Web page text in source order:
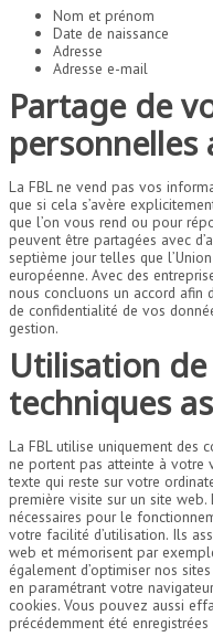
Nom et prénom
Date de naissance
Adresse
Adresse e-mail
Partage de
personnelles
La FBL ne vend pas vos
que si cela s’avère
que l’on vous rend ou pour
peuvent être partagées avec
septième jour telles que
européenne. Avec des
nous concluons un accord afin
de confidentialité de vos
gestion.
Utilisation
techniques
La FBL utilise uniquement des
ne portent pas atteinte à votre
texte qui reste sur votre
première visite sur un site
nécessaires pour le
votre facilité d’utilisation. Ils
web et mémorisent par
également d’optimiser nos
en paramétrant votre
cookies. Vous pouvez aussi
précédemment été